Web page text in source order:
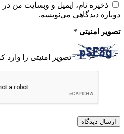
ذخیره نام، ایمیل و وبسایت من
دوباره دیدگاهی می‌نویسم.
تصویر امنیتی *
تصویر امنیتی را وارد